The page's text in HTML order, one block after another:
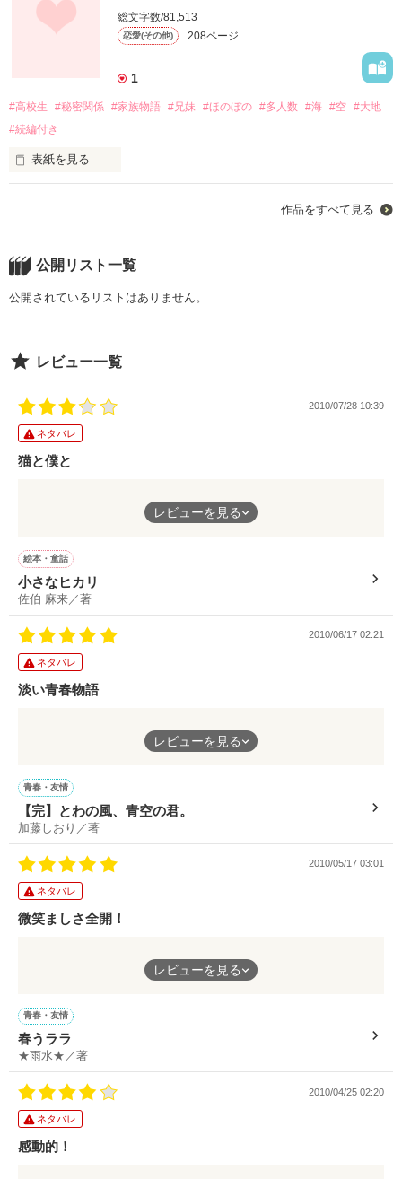
勇者？
作品を読む
総文字数/81,513
恋愛(その他) 208ページ
1
#高校生 #秘密関係 #家族物語 #兄妹 #ほのぼの #多人数 #海 #空 #大地
#続編付き
表紙を見る
妹を守ると誓った兄
真実を知る妹
あなたは空と海、どっちが好きですか？
空と海、どっちが青いと思いますか？
空と海、どっちが悲しいと思いますか？
作品を読む
作品をすべて見る
公開リスト一覧
公開されているリストはありません。
レビュー一覧
2010/07/28 10:39
ネタバレ
猫と僕と
絵本・童話ジャンルとして読めば若干違和感があるが、物語とし
主人公目線で展開される内容は、喜怒哀楽がやや『薄く』は感じ
ページ数自体は中編クラスだが、１ページの中身の少なさのた
め、短編ぐらいの時間で読みきってしまう…
それを『すらすら読める』と取るか『次ページに行く時間が煩わ
しい』と取るから読者次第…
もうちょっとそのぽかぽか感を長くしてもよかったかな？
また、ちょっとした誤字（起こった→怒った）や、読みづらい漢
字（栖緒？）のせいか、一瞬ブレーキがかかる。
物語の内容としては『★４つ』ですが、上記の問題により『★３
レビューを見る
絵本・童話
小さなヒカリ
佐伯 麻来／著
2010/06/17 02:21
ネタバレ
淡い青春物語
想いを告げられずに別れてしまった二人
分かりやすい内容、起承転結の展開の良さ、読みやすさも合わ
せ、非常に良かったです。
ところどころの伏線や最後のシーンなど、短編としてのクオリテ
ィは、最高でした。
それぐらい素敵な作品でした！
甘口側から来たってことにしとこうかな…（笑）
レビューを見る
青春・友情
【完】とわの風、青空の君。
加藤しおり／著
2010/05/17 03:01
ネタバレ
微笑ましさ全開！
春とララのグダグダしながらもアクティブな大学生活が楽しすぎ
周りのキャラも濃いのに、それを上回るララ最高！
ぜひとも続編や第二弾を書いてほしい！
そんな作品です！
レビューを見る
青春・友情
春うララ
★雨水★／著
2010/04/25 02:20
ネタバレ
感動的！